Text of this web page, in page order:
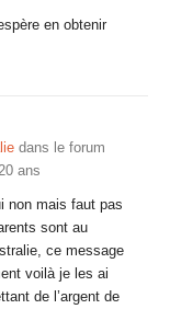
en obtenir
dans le forum
ans
non mais faut pas
sont au
ce message
voilà je les ai
de l’argent de